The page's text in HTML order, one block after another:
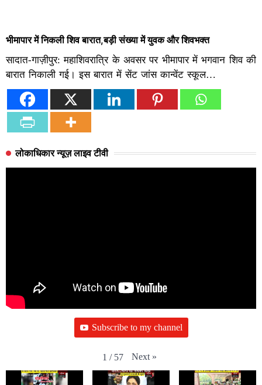
भीमापार में निकली शिव बारात,बड़ी संख्या में युवक और शिवभक्त
सादात-गाज़ीपुर: महाशिवरात्रि के अवसर पर भीमापार में भगवान शिव की
बारात निकाली गई। इस बारात में सेंट जांस कान्वेंट स्कूल…
लोकाधिकार न्यूज़ लाइव टीवी
Subscribe to my channel
1 / 57 Next »